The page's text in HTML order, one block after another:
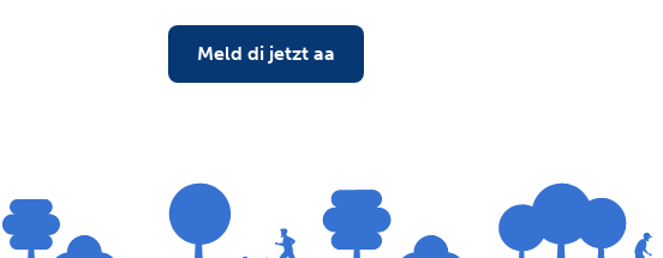
Meld di jetzt aa